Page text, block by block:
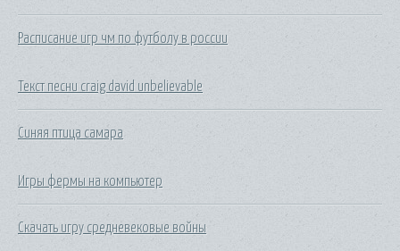
Расписание игр чм по футболу в россии
Текст песни craig david unbelievable
Синяя птица самара
Игры фермы на компьютер
Скачать игру средневековые войны